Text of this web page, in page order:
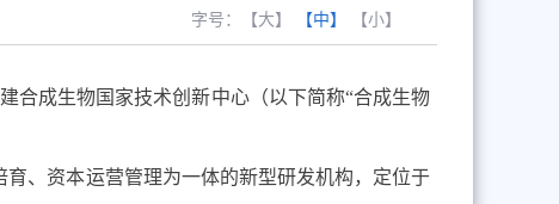
字号： 【大】 【中】 【小】
合成生物国家技术创新中心（以下简称“合成生物
、资本运营管理为一体的新型研发机构，定位于